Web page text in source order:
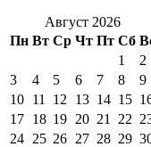
Август 2026
Пн Вт Ср Чт Пт Сб
1
2
3
4 5 6 7 8
9
10 11 12 13 14 15
17 18 19 20 21 22
24 25 26 27 28 29